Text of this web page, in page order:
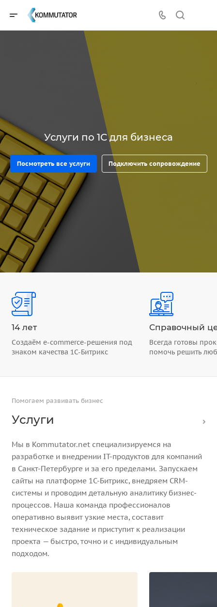
Услуги по 1С для бизнеса
Посмотреть все услуги Подключить сопровождение
14 лет
Создаём e-commerce-решения под
знаком качества 1С-Битрикс
Справочный
Всегда готовы
помочь решить
Помогаем развивать бизнес
Услуги
Мы в Kommutator.net специализируемся на
разработке и внедрении IT-продуктов для компаний
в Санкт-Петербурге и за его пределами. Запускаем
сайты на платформе 1С-Битрикс, внедряем CRM-
системы и проводим детальную аналитику бизнес-
процессов. Наша команда профессионалов
оперативно выявит узкие места, составит
техническое задание и приступит к реализации
проекта — быстро, точно и с индивидуальным
подходом.